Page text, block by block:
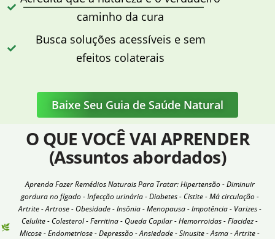
caminho da cura
Busca soluções acessíveis e sem
efeitos colaterais
Baixe Seu Guia de Saúde Natural
O QUE VOCÊ VAI APRENDER
(Assuntos abordados)
Aprenda Fazer Remédios Naturais Para Tratar: Hipertensão - Diminuir
gordura no fígado - Infecção urinária - Diabetes - Cistite - Má circulação -
Artrite - Artrose - Obesidade - Insônia - Menopausa - Impotência - Varizes -
Celulite - Colesterol - Ferritina - Queda Capilar - Hemorroidas - Flacidez -
Micose - Endometriose - Depressão - Ansiedade - Sinusite - Asma - Artrite -